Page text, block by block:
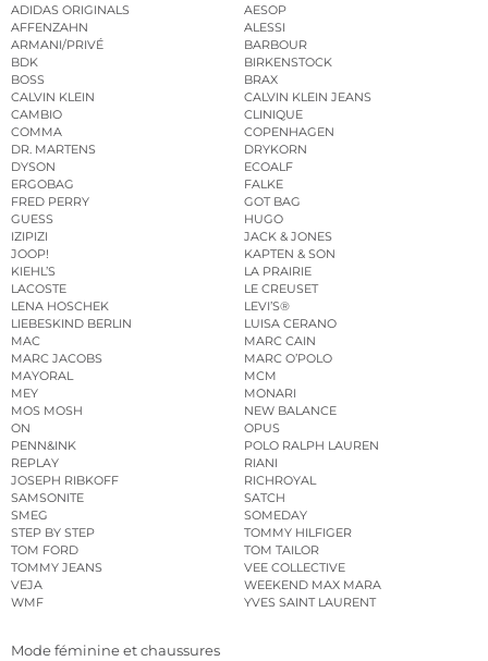
ADIDAS ORIGINALS
AESOP
AFFENZAHN
ALESSI
ARMANI/PRIVÉ
BARBOUR
BDK
BIRKENSTOCK
BOSS
BRAX
CALVIN KLEIN
CALVIN KLEIN JEANS
CAMBIO
CLINIQUE
COMMA
COPENHAGEN
DR. MARTENS
DRYKORN
DYSON
ECOALF
ERGOBAG
FALKE
FRED PERRY
GOT BAG
GUESS
HUGO
IZIPIZI
JACK & JONES
JOOP!
KAPTEN & SON
KIEHL’S
LA PRAIRIE
LACOSTE
LE CREUSET
LENA HOSCHEK
LEVI’S®
LIEBESKIND BERLIN
LUISA CERANO
MAC
MARC CAIN
MARC JACOBS
MARC O’POLO
MAYORAL
MCM
MEY
MONARI
MOS MOSH
NEW BALANCE
ON
OPUS
PENN&INK
POLO RALPH LAUREN
REPLAY
RIANI
JOSEPH RIBKOFF
RICHROYAL
SAMSONITE
SATCH
SMEG
SOMEDAY
STEP BY STEP
TOMMY HILFIGER
TOM FORD
TOM TAILOR
TOMMY JEANS
VEE COLLECTIVE
VEJA
WEEKEND MAX MARA
WMF
YVES SAINT LAURENT
Mode féminine et chaussures